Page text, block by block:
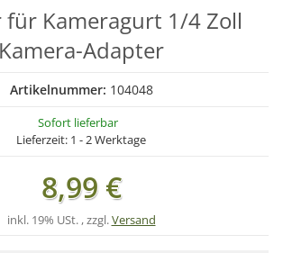
Kameragurt 1/4 Zoll
Kamera-Adapter
Artikelnummer: 104048
Sofort lieferbar
Lieferzeit: 1 - 2 Werktage
8,99 €
inkl. 19% USt. , zzgl.Versand